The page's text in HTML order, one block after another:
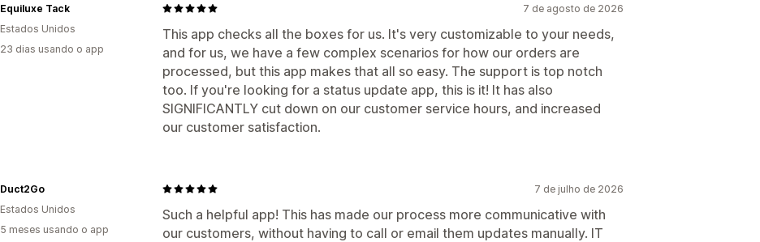
7 de agosto de 2026
This app checks all the boxes for us. It's very customizable to your needs,
and for us, we have a few complex scenarios for how our orders are
processed, but this app makes that all so easy. The support is top notch
too. If you're looking for a status update app, this is it! It has also
SIGNIFICANTLY cut down on our customer service hours, and increased
our customer satisfaction.
Equiluxe Tack
Estados Unidos
23 dias usando o app
7 de julho de 2026
Such a helpful app! This has made our process more communicative with
our customers, without having to call or email them updates manually. IT
Duct2Go
Estados Unidos
5 meses usando o app